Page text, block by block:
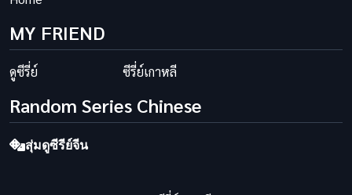
MY FRIEND
ดูซีรี่ย์ ซีรี่ย์เกาหลี
Random Series Chinese
สุ่มดูซีรีย์จีน